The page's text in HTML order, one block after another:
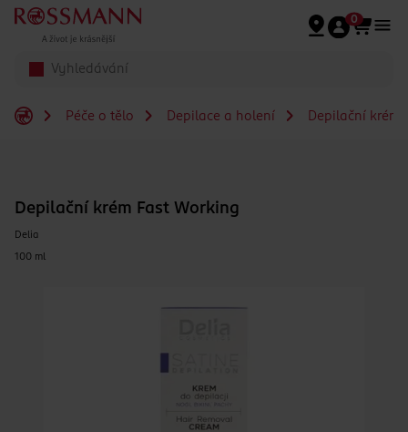
Přeskočit na hlavmní obsah
0
Péče o tělo Depilace a holení Depilační
Depilační krém Fast Working
Delia
100 ml